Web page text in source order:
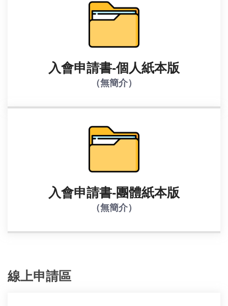
入會申請書-個人紙本版
（無簡介）
入會申請書-團體紙本版
（無簡介）
線上申請區